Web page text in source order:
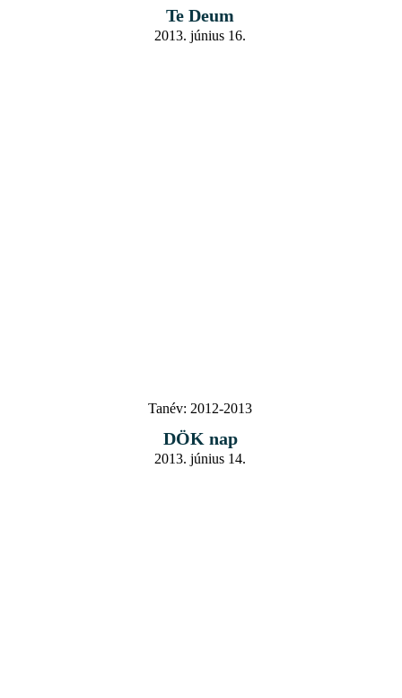
Te Deum
2013. június 16.
Tanév: 2012-2013
DÖK nap
2013. június 14.